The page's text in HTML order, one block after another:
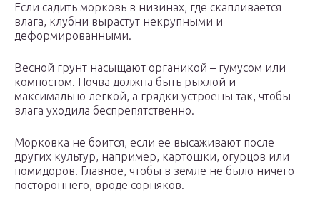
Если садить морковь в низинах, где скапливается
влага, клубни вырастут некрупными и
деформированными.
Весной грунт насыщают органикой – гумусом или
компостом. Почва должна быть рыхлой и
максимально легкой, а грядки устроены так, чтобы
влага уходила беспрепятственно.
Морковка не боится, если ее высаживают после
других культур, например, картошки, огурцов или
помидоров. Главное, чтобы в земле не было ничего
постороннего, вроде сорняков.